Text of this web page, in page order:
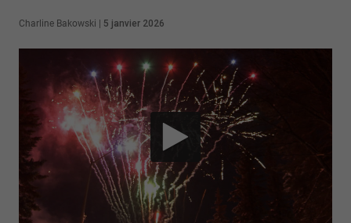
Charline Bakowski 5 janvier 2026